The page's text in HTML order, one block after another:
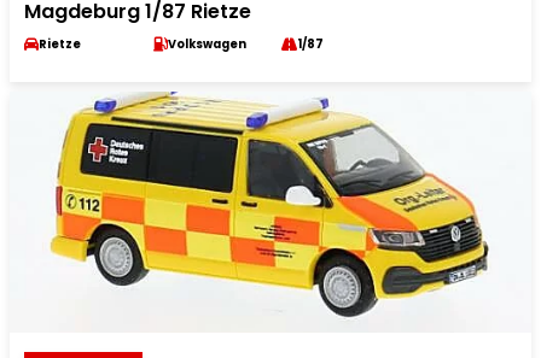
Magdeburg 1/87 Rietze
Rietze Volkswagen 1/87